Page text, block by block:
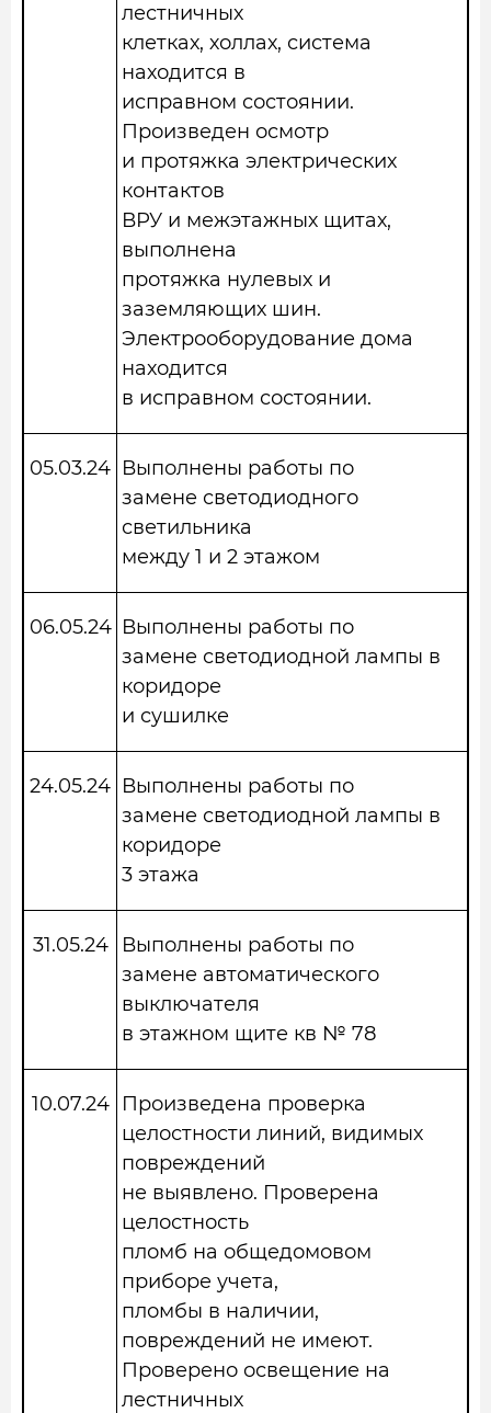
лестничных
клетках, холлах, система
находится в
исправном состоянии.
Произведен осмотр
и протяжка электрических
контактов
ВРУ и межэтажных щитах,
выполнена
протяжка нулевых и
заземляющих шин.
Электрооборудование дома
находится
в исправном состоянии.
05.03.24 Выполнены работы по
замене светодиодного
светильника
между 1 и 2 этажом
06.05.24 Выполнены работы по
замене светодиодной лампы в
коридоре
и сушилке
24.05.24 Выполнены работы по
замене светодиодной лампы в
коридоре
3 этажа
31.05.24
Выполнены работы по
замене автоматического
выключателя
в этажном щите кв № 78
10.07.24
Произведена проверка
целостности линий, видимых
повреждений
не выявлено. Проверена
целостность
пломб на общедомовом
приборе учета,
пломбы в наличии,
повреждений не имеют.
Проверено освещение на
лестничных